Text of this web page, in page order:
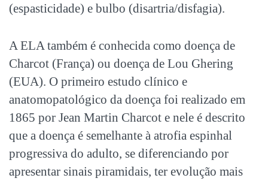
(espasticidade) e bulbo (disartria/disfagia).
A ELA também é conhecida como doença de
Charcot (França) ou doença de Lou Ghering
(EUA). O primeiro estudo clínico e
anatomopatológico da doença foi realizado em
1865 por Jean Martin Charcot e nele é descrito
que a doença é semelhante à atrofia espinhal
progressiva do adulto, se diferenciando por
apresentar sinais piramidais, ter evolução mais